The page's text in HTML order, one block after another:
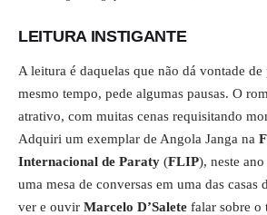
LEITURA INSTIGANTE
A leitura é daquelas que não dá vontade de
mesmo tempo, pede algumas pausas. O
atrativo, com muitas cenas requisitando
Adquiri um exemplar de Angola Janga na
Internacional de Paraty (FLIP), neste
uma mesa de conversas em uma das casas
ver e ouvir Marcelo D’Salete falar sobre o